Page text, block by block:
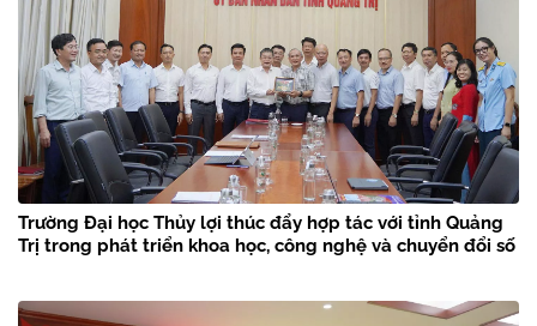
Trường Đại học Thủy lợi thúc đẩy hợp tác với tỉnh Quảng
Trị trong phát triển khoa học, công nghệ và chuyển đổi số